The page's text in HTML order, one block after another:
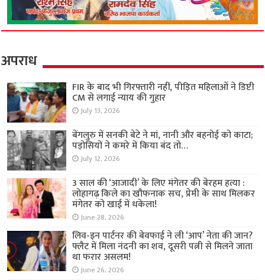
अपराध
FIR के बाद भी गिरफ्तारी नहीं, पीड़ित महिलाओं ने डिप्टी
CM से लगाई न्याय की गुहार
July 13, 2026
बेंगलुरु में सनकी बेटे ने मां, नानी और बहनोई को काटा;
पड़ोसियों ने कमरे में किया बंद तो…
July 12, 2026
3 साल की ‘आजादी’ के लिए मंगेतर की बेरहम हत्या :
लोहागढ़ किले का खौफनाक सच, प्रेमी के साथ मिलकर
मंगेतर को खाई में धकेला!
June 28, 2026
लिव-इन पार्टनर की बेवफाई ने ली ‘आप’ नेता की जान?
फ्लैट में मिला नंदनी का शव, दूसरी पत्नी से मिलने जाता
था फरार असलम!
June 26, 2026